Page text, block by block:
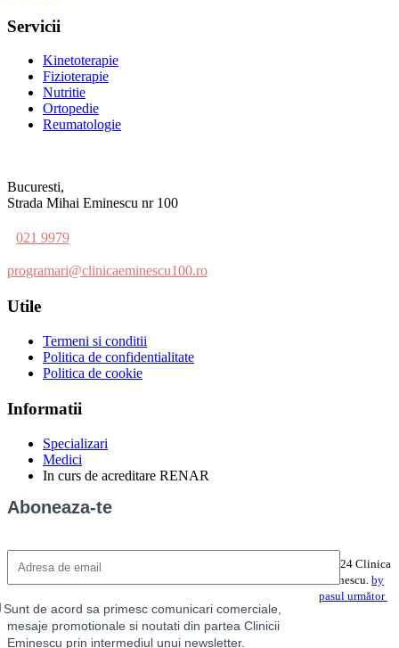
Servicii
Kinetoterapie
Fizioterapie
Nutritie
Ortopedie
Reumatologie
Bucuresti,
Strada Mihai Eminescu nr 100
021 9979
programari@clinicaeminescu100.ro
Utile
Termeni si conditii
Politica de confidentialitate
Politica de cookie
Informatii
Specializari
Medici
In curs de acreditare RENAR
Aboneaza-te
Sunt de acord sa primesc comunicari comerciale,
mesaje promotionale si noutati din partea Clinicii
Eminescu prin intermediul unui newsletter.
©2024 Clinica
Eminescu. by
pasul următor